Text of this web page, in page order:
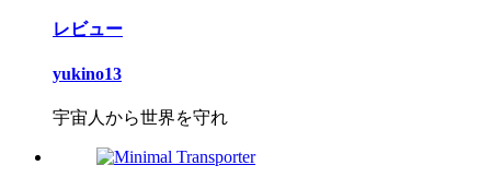
レビュー
yukino13
宇宙人から世界を守れ